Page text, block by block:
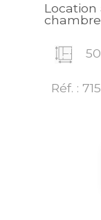
Location
Réf. :